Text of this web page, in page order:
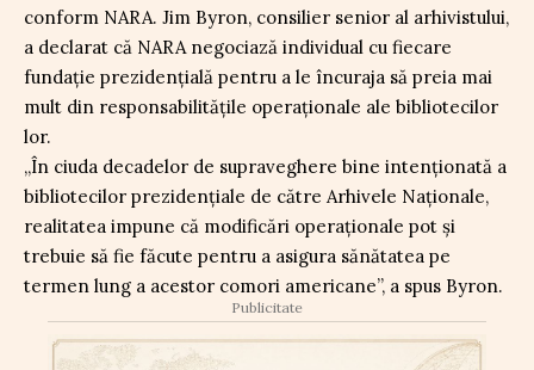
conform NARA. Jim Byron, consilier senior al arhivistului,
a declarat că NARA negociază individual cu fiecare
fundație prezidențială pentru a le încuraja să preia mai
mult din responsabilitățile operaționale ale bibliotecilor
lor.
„În ciuda decadelor de supraveghere bine intenționată a
bibliotecilor prezidențiale de către Arhivele Naționale,
realitatea impune că modificări operaționale pot și
trebuie să fie făcute pentru a asigura sănătatea pe
termen lung a acestor comori americane”, a spus Byron.
Publicitate